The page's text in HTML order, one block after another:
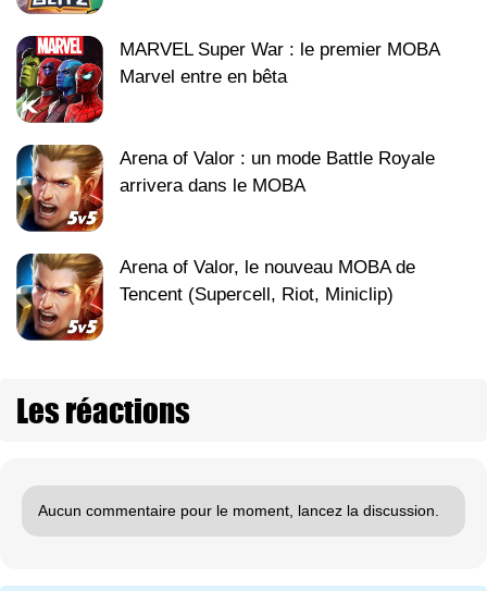
MARVEL Super War : le premier MOBA
Marvel entre en bêta
Arena of Valor : un mode Battle Royale
arrivera dans le MOBA
Arena of Valor, le nouveau MOBA de
Tencent (Supercell, Riot, Miniclip)
Les réactions
Aucun commentaire pour le moment, lancez la discussion.